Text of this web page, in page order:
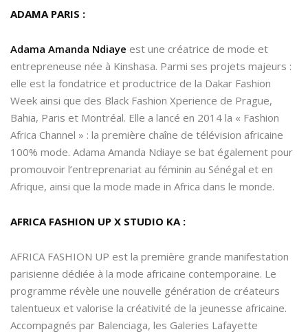
ADAMA PARIS :
Adama Amanda Ndiaye est une créatrice de mode et
entrepreneuse née à Kinshasa. Parmi ses projets majeurs :
elle est la fondatrice et productrice de la Dakar Fashion
Week ainsi que des Black Fashion Xperience de Prague,
Bahia, Paris et Montréal. Elle a lancé en 2014 la « Fashion
Africa Channel » : la première chaîne de télévision africaine
100% mode. Adama Amanda Ndiaye se bat également pour
promouvoir l’entreprenariat au féminin au Sénégal et en
Afrique, ainsi que la mode made in Africa dans le monde.
AFRICA FASHION UP X STUDIO KA :
AFRICA FASHION UP est la première grande manifestation
parisienne dédiée à la mode africaine contemporaine. Le
programme révèle une nouvelle génération de créateurs
talentueux et valorise la créativité de la jeunesse africaine.
Accompagnés par Balenciaga, les Galeries Lafayette